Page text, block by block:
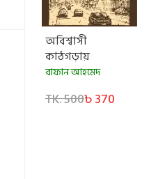
অবিশ্বাসী
কাঠগড়ায়
রাফান আহমেদ
TK. 500৳ 370